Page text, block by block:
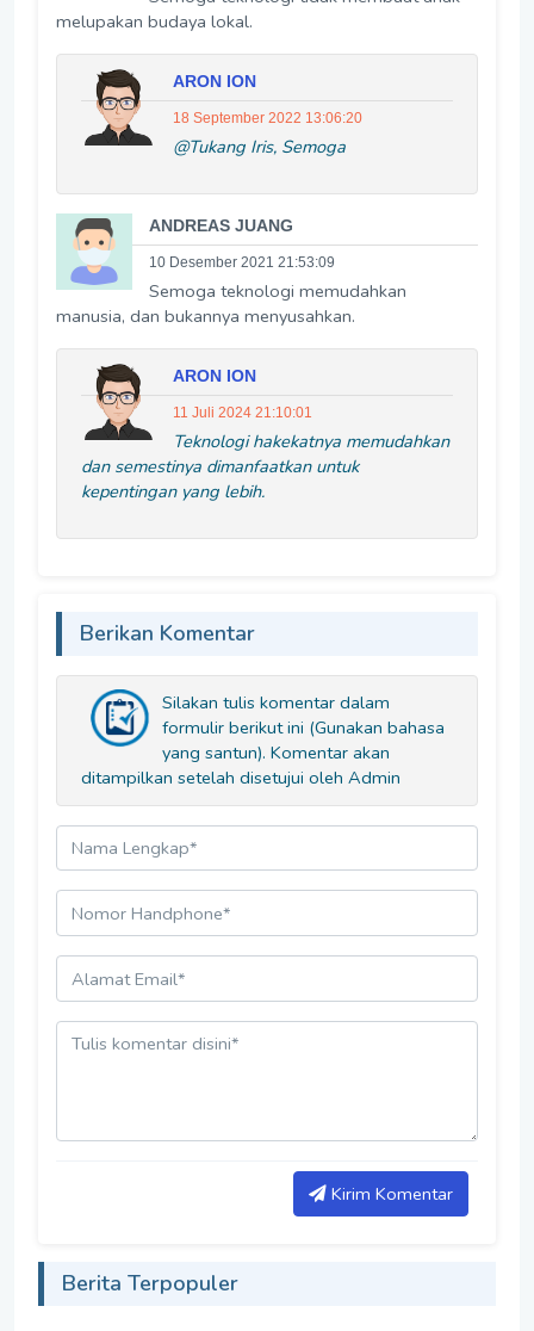
melupakan budaya lokal.
ARON ION
18 September 2022 13:06:20
@Tukang Iris, Semoga
ANDREAS JUANG
10 Desember 2021 21:53:09
Semoga teknologi memudahkan
manusia, dan bukannya menyusahkan.
ARON ION
11 Juli 2024 21:10:01
Teknologi hakekatnya memudahkan
dan semestinya dimanfaatkan untuk
kepentingan yang lebih.
Berikan Komentar
Silakan tulis komentar dalam
formulir berikut ini (Gunakan bahasa
yang santun). Komentar akan
ditampilkan setelah disetujui oleh Admin
Kirim Komentar
Berita Terpopuler